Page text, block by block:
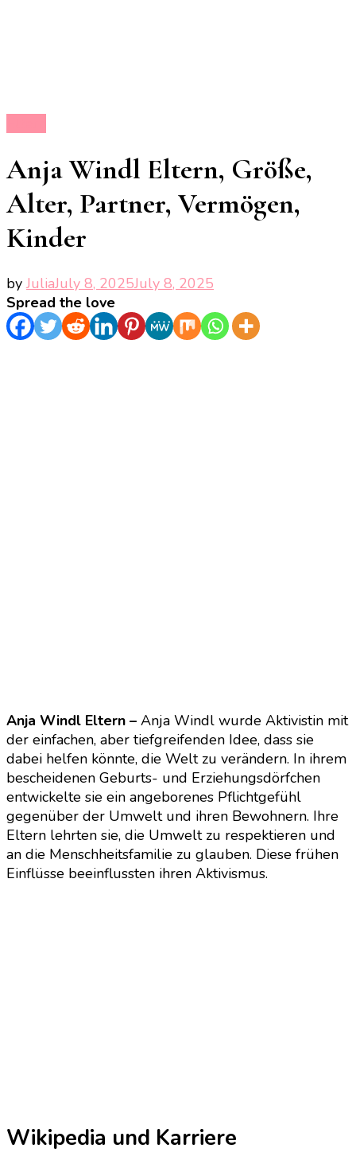
Anja Windl Eltern, Größe,
Alter, Partner, Vermögen,
Kinder
byJuliaJuly 8, 2025July 8, 2025
Spread the love
Anja Windl Eltern – Anja Windl wurde Aktivistin mit
der einfachen, aber tiefgreifenden Idee, dass sie
dabei helfen könnte, die Welt zu verändern. In ihrem
bescheidenen Geburts- und Erziehungsdörfchen
entwickelte sie ein angeborenes Pflichtgefühl
gegenüber der Umwelt und ihren Bewohnern. Ihre
Eltern lehrten sie, die Umwelt zu respektieren und
an die Menschheitsfamilie zu glauben. Diese frühen
Einflüsse beeinflussten ihren Aktivismus.
Wikipedia und Karriere